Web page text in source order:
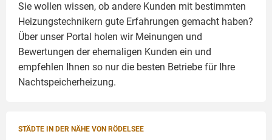
Sie wollen wissen, ob andere Kunden mit bestimmten
Heizungstechnikern gute Erfahrungen gemacht haben?
Über unser Portal holen wir Meinungen und
Bewertungen der ehemaligen Kunden ein und
empfehlen Ihnen so nur die besten Betriebe für Ihre
Nachtspeicherheizung.
STÄDTE IN DER NÄHE VON RÖDELSEE